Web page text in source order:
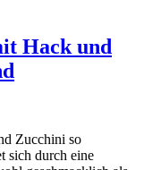
Hack und
Zucchini so
sich durch eine